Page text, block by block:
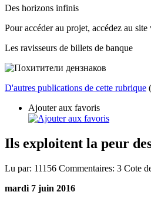
Des horizons infinis
Pour accéder au projet, accédez au
Les ravisseurs de billets de banque
D'autres publications de cette rubrique
Ajouter aux favoris
Ils exploitent la peur
Lu par: 11156 Commentaires: 3 Cote
mardi 7 juin 2016